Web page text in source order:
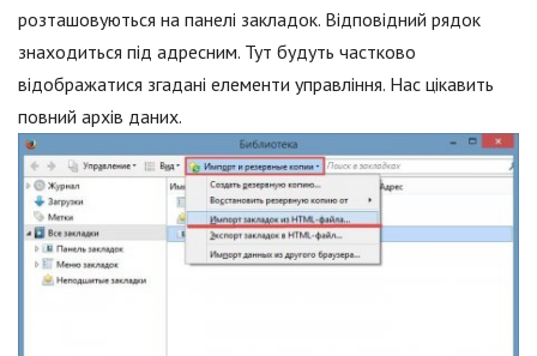
розташовуються на панелі закладок. Відповідний рядок
знаходиться під адресним. Тут будуть частково
відображатися згадані елементи управління. Нас цікавить
повний архів даних.